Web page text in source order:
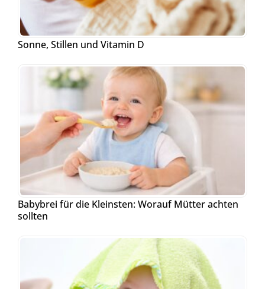
Sonne, Stillen und Vitamin D
Babybrei für die Kleinsten: Worauf Mütter achten
sollten